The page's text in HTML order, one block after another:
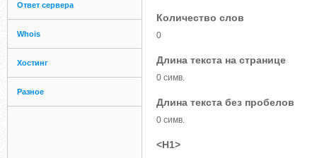
Ответ сервера
Whois
Хостинг
Разное
Количество слов
0
Длина текста на странице
0 симв.
Длина текста без пробелов
0 симв.
<H1>